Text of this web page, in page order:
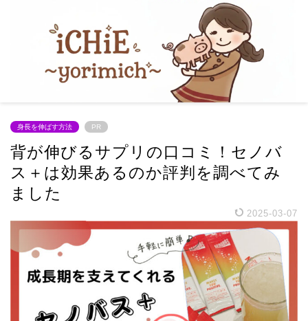
身長を伸ばす方法 PR
背が伸びるサプリの口コミ！セノバ
ス＋は効果あるのか評判を調べてみ
ました
2025-03-07